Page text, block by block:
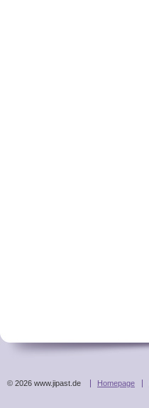
Homepage
© 2026 www.jipast.de